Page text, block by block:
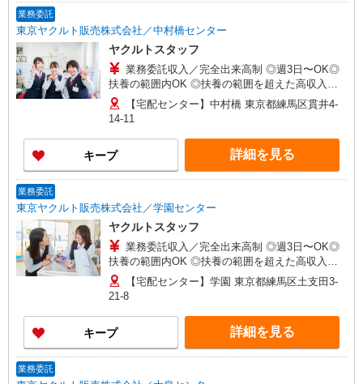
業務委託
東京ヤクルト販売株式会社／中村橋センター
ヤクルトスタッフ
業務委託収入／完全出来高制 ◎週3日〜OK◎
扶養の範囲内OK ◎扶養の範囲を超えた高収入も
応相談 ※収入補償制度/月10万円（最長12か月
間） ◆月収例:週5日9時-13時の場合 月10万円〜
りなし！ ※研修制度あり 収入保障期間：12か月
【宅配センター】中村橋 東京都練馬区貫井4-
14-11
キープ 詳細を見る
業務委託
東京ヤクルト販売株式会社／学園センター
ヤクルトスタッフ
業務委託収入／完全出来高制 ◎週3日〜OK◎
扶養の範囲内OK ◎扶養の範囲を超えた高収入も
応相談 ※収入補償制度/月10万円（最長12か月
間） ◆月収例:週5日9時-13時の場合 月10万円〜
りなし！ ※研修制度あり 収入保障期間：12か月
【宅配センター】学園 東京都練馬区土支田3-
21-8
キープ 詳細を見る
業務委託